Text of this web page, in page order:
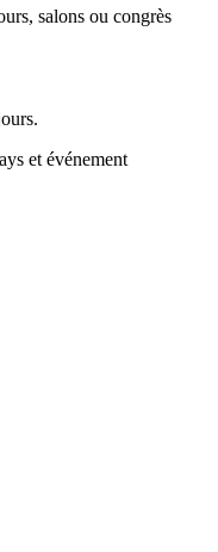
salons ou congrès
et événement